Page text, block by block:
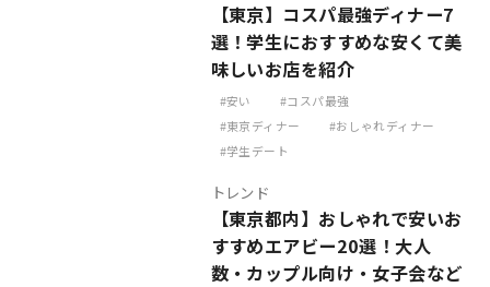
【東京】コスパ最強ディナー7
選！学生におすすめな安くて美
味しいお店を紹介
安い
コスパ最強
東京ディナー
おしゃれディナー
学生デート
トレンド
【東京都内】おしゃれで安いお
すすめエアビー20選！大人
数・カップル向け・女子会など